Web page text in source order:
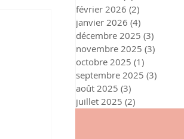
février 2026 (2)
janvier 2026 (4)
décembre 2025 (3)
novembre 2025 (3)
octobre 2025 (1)
septembre 2025 (3)
août 2025 (3)
juillet 2025 (2)